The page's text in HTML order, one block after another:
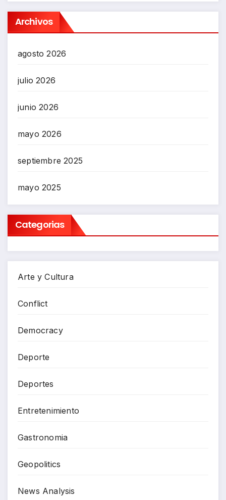
Archivos
agosto 2026
julio 2026
junio 2026
mayo 2026
septiembre 2025
mayo 2025
Categorias
Arte y Cultura
Conflict
Democracy
Deporte
Deportes
Entretenimiento
Gastronomia
Geopolitics
News Analysis